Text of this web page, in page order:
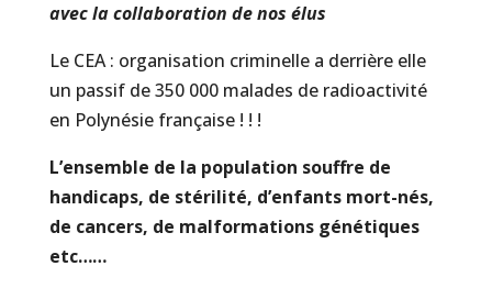
avec la collaboration de nos élus
Le CEA : organisation criminelle a derrière elle
un passif de 350 000 malades de radioactivité
en Polynésie française ! ! !
L’ensemble de la population souffre de
handicaps, de stérilité, d’enfants mort-nés,
de cancers, de malformations génétiques
etc……